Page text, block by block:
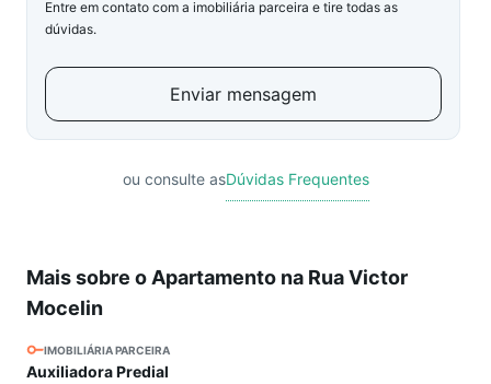
Entre em contato com a imobiliária parceira e tire todas as
dúvidas.
Enviar mensagem
ou consulte asDúvidas Frequentes
Mais sobre o Apartamento na Rua Victor
Mocelin
IMOBILIÁRIA PARCEIRA
Auxiliadora Predial